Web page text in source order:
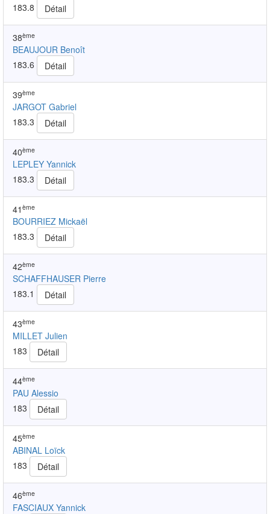
183.8
Détail
38ème
BEAUJOUR Benoît
183.6
Détail
39ème
JARGOT Gabriel
183.3
Détail
40ème
LEPLEY Yannick
183.3
Détail
41 ème
BOURRIEZ Mickaël
183.3
Détail
42ème
SCHAFFHAUSER Pierre
183.1
Détail
43ème
MILLET Julien
183
Détail
44ème
PAU Alessio
183
Détail
45ème
ABINAL Loïck
183
Détail
46ème
FASCIAUX Yannick